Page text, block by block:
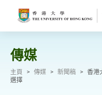
傳媒
主頁 > 傳媒 > 新聞稿 > 香港
選擇